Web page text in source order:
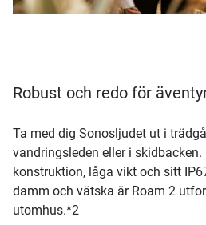
Robust och redo för
Ta med dig Sonosljudet ut i
vandringsleden eller i
konstruktion, låga vikt och sitt
damm och vätska är Roam 2
utomhus.*2